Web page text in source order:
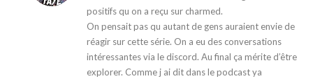
positifs qu on a reçu sur charmed.
On pensait pas qu autant de gens auraient envie de
réagir sur cette série. On a eu des conversations
intéressantes via le discord. Au final ça mérite d’être
explorer. Comme j ai dit dans le podcast ya